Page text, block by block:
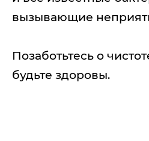
вызывающие
Позаботьтесь о
будьте здоровы.